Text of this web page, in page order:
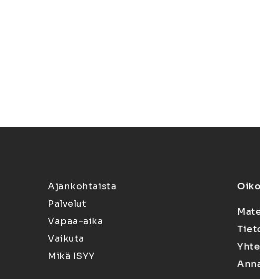
Ajankohtaista
Palvelut
Vapaa-aika
Vaikuta
Mikä ISYY